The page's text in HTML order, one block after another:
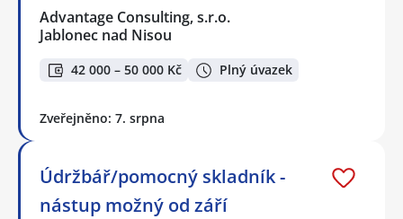
Advantage Consulting, s.r.o.
Jablonec nad Nisou
42 000 – 50 000 Kč Plný úvazek
Zveřejněno: 7. srpna
Údržbář/pomocný skladník -
nástup možný od září